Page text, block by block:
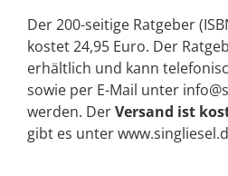
Der 200-seitige Ratgeber
kostet 24,95 Euro. Der
erhältlich und kann
sowie per E-Mail unter
werden. DerVersand ist
gibt es unter